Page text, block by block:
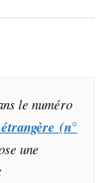
le numéro
(n°
une